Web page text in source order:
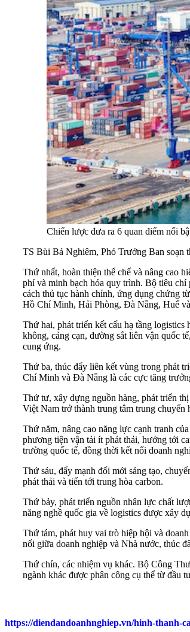
Chiến lược đưa ra 6 quan điểm nổi
TS Bùi Bá Nghiêm, Phó Trưởng Ban soạn
Thứ nhất, hoàn thiện thể chế và nâng cao
phí và minh bạch hóa quy trình. Bộ tiêu chí
cách thủ tục hành chính, ứng dụng chứng
Hồ Chí Minh, Hải Phòng, Đà Nẵng, Huế
Thứ hai, phát triển kết cấu hạ tầng
không, cảng cạn, đường sắt liên vận quốc
cung ứng.
Thứ ba, thúc đẩy liên kết vùng trong phát
Chí Minh và Đà Nẵng là các cực tăng
Thứ tư, xây dựng nguồn hàng, phát triển
Việt Nam trở thành trung tâm trung
Thứ năm, nâng cao năng lực cạnh tranh
phương tiện vận tải ít phát thải, hướng tới
trường quốc tế, đồng thời kết nối doanh
Thứ sáu, đẩy mạnh đổi mới sáng tạo,
phát thải và tiến tới trung hòa carbon.
Thứ bảy, phát triển nguồn nhân lực chất
năng nghề quốc gia về logistics được xây
Thứ tám, phát huy vai trò hiệp hội và
nối giữa doanh nghiệp và Nhà nước, thúc
Thứ chín, các nhiệm vụ khác. Bộ Công
ngành khác được phân công cụ thể từ đầu
https://diendandoanhnghiep.vn/hinh-thanh-